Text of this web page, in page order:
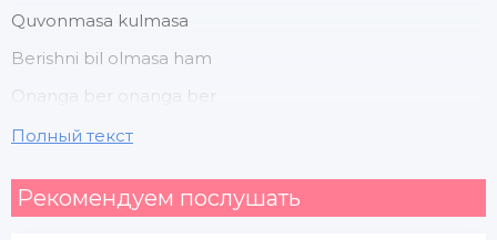
Quvonmasa kulmasa
Berishni bil olmasa ham
Onanga ber onanga ber
Qancha mehr berar bo'lsang onanga ber
Полный текст
Рекомендуем послушать